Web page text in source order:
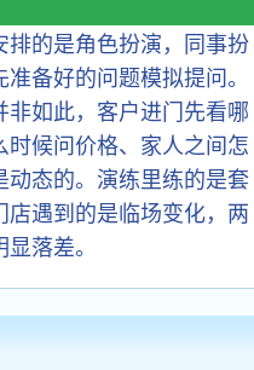
排的是角色扮演，同事扮
备好的问题模拟提问。
非如此，客户进门先看哪
时候问价格、家人之间怎
动态的。演练里练的是套
店遇到的是临场变化，两
落差。